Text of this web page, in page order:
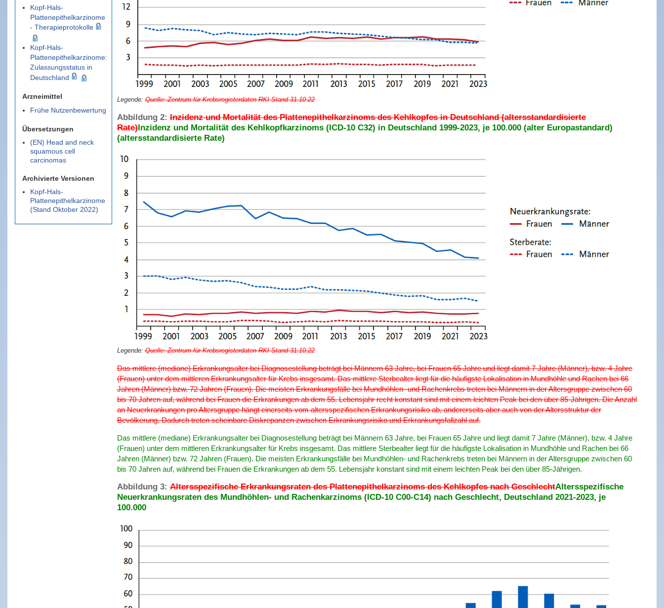
Kopf-Hals-
Plattenepithelkarzinome
- Therapieprotokolle
Kopf-Hals-
Plattenepithelkarzinome:
Zulassungsstatus in
Deutschland
Arzneimittel
Frühe Nutzenbewertung
Übersetzungen
(EN) Head and neck
squamous cell
carcinomas
Archivierte Versionen
Kopf-Hals-
Plattenepithelkarzinome
(Stand Oktober 2022)
Quelle: Zentrum für Krebsregisterdaten RKI Stand 31.10.22
Abbildung 2:Inzidenz und Mortalität des Plattenepithelkarzinoms des Kehlkopfes in Deutschland (altersstandardisierte
Rate)Inzidenz und Mortalität des Kehlkopfkarzinoms (ICD-10 C32) in Deutschland 1999-2023, je 100.000 (alter Europastandard)
(altersstandardisierte Rate)
Quelle: Zentrum für Krebsregisterdaten RKI Stand 31.10.22
Das mittlere (mediane) Erkrankungsalter bei Diagnosestellung beträgt bei Männern 63 Jahre, bei Frauen 65 Jahre und liegt damit 7 Jahre (Männer), bzw. 4 Jahre
(Frauen) unter dem mittleren Erkrankungsalter für Krebs insgesamt. Das mittlere Sterbealter liegt für die häufigste Lokalisation in Mundhöhle und Rachen bei 66
Jahren (Männer) bzw. 72 Jahren (Frauen). Die meisten Erkrankungsfälle bei Mundhöhlen- und Rachenkrebs treten bei Männern in der Altersgruppe zwischen 60
bis 70 Jahren auf, während bei Frauen die Erkrankungen ab dem 55. Lebensjahr recht konstant sind mit einem leichten Peak bei den über 85-Jährigen. Die Anzahl
an Neuerkrankungen pro Altersgruppe hängt einerseits vom altersspezifischen Erkrankungsrisiko ab, andererseits aber auch von der Altersstruktur der
Bevölkerung. Dadurch treten scheinbare Diskrepanzen zwischen Erkrankungsrisiko und Erkrankungsfallzahl auf.
Das mittlere (mediane) Erkrankungsalter bei Diagnosestellung beträgt bei Männern 63 Jahre, bei Frauen 65 Jahre und liegt damit 7 Jahre (Männer), bzw. 4 Jahre
(Frauen) unter dem mittleren Erkrankungsalter für Krebs insgesamt. Das mittlere Sterbealter liegt für die häufigste Lokalisation in Mundhöhle und Rachen bei 66
Jahren (Männer) bzw. 72 Jahren (Frauen). Die meisten Erkrankungsfälle bei Mundhöhlen- und Rachenkrebs treten bei Männern in der Altersgruppe zwischen 60
bis 70 Jahren auf, während bei Frauen die Erkrankungen ab dem 55. Lebensjahr konstant sind mit einem leichten Peak bei den über 85-Jährigen.
Abbildung 3:Altersspezifische Erkrankungsraten des Plattenepithelkarzinoms des Kehlkopfes nach GeschlechtAltersspezifische
Neuerkrankungsraten des Mundhöhlen- und Rachenkarzinoms (ICD-10 C00-C14) nach Geschlecht, Deutschland 2021-2023, je
100.000